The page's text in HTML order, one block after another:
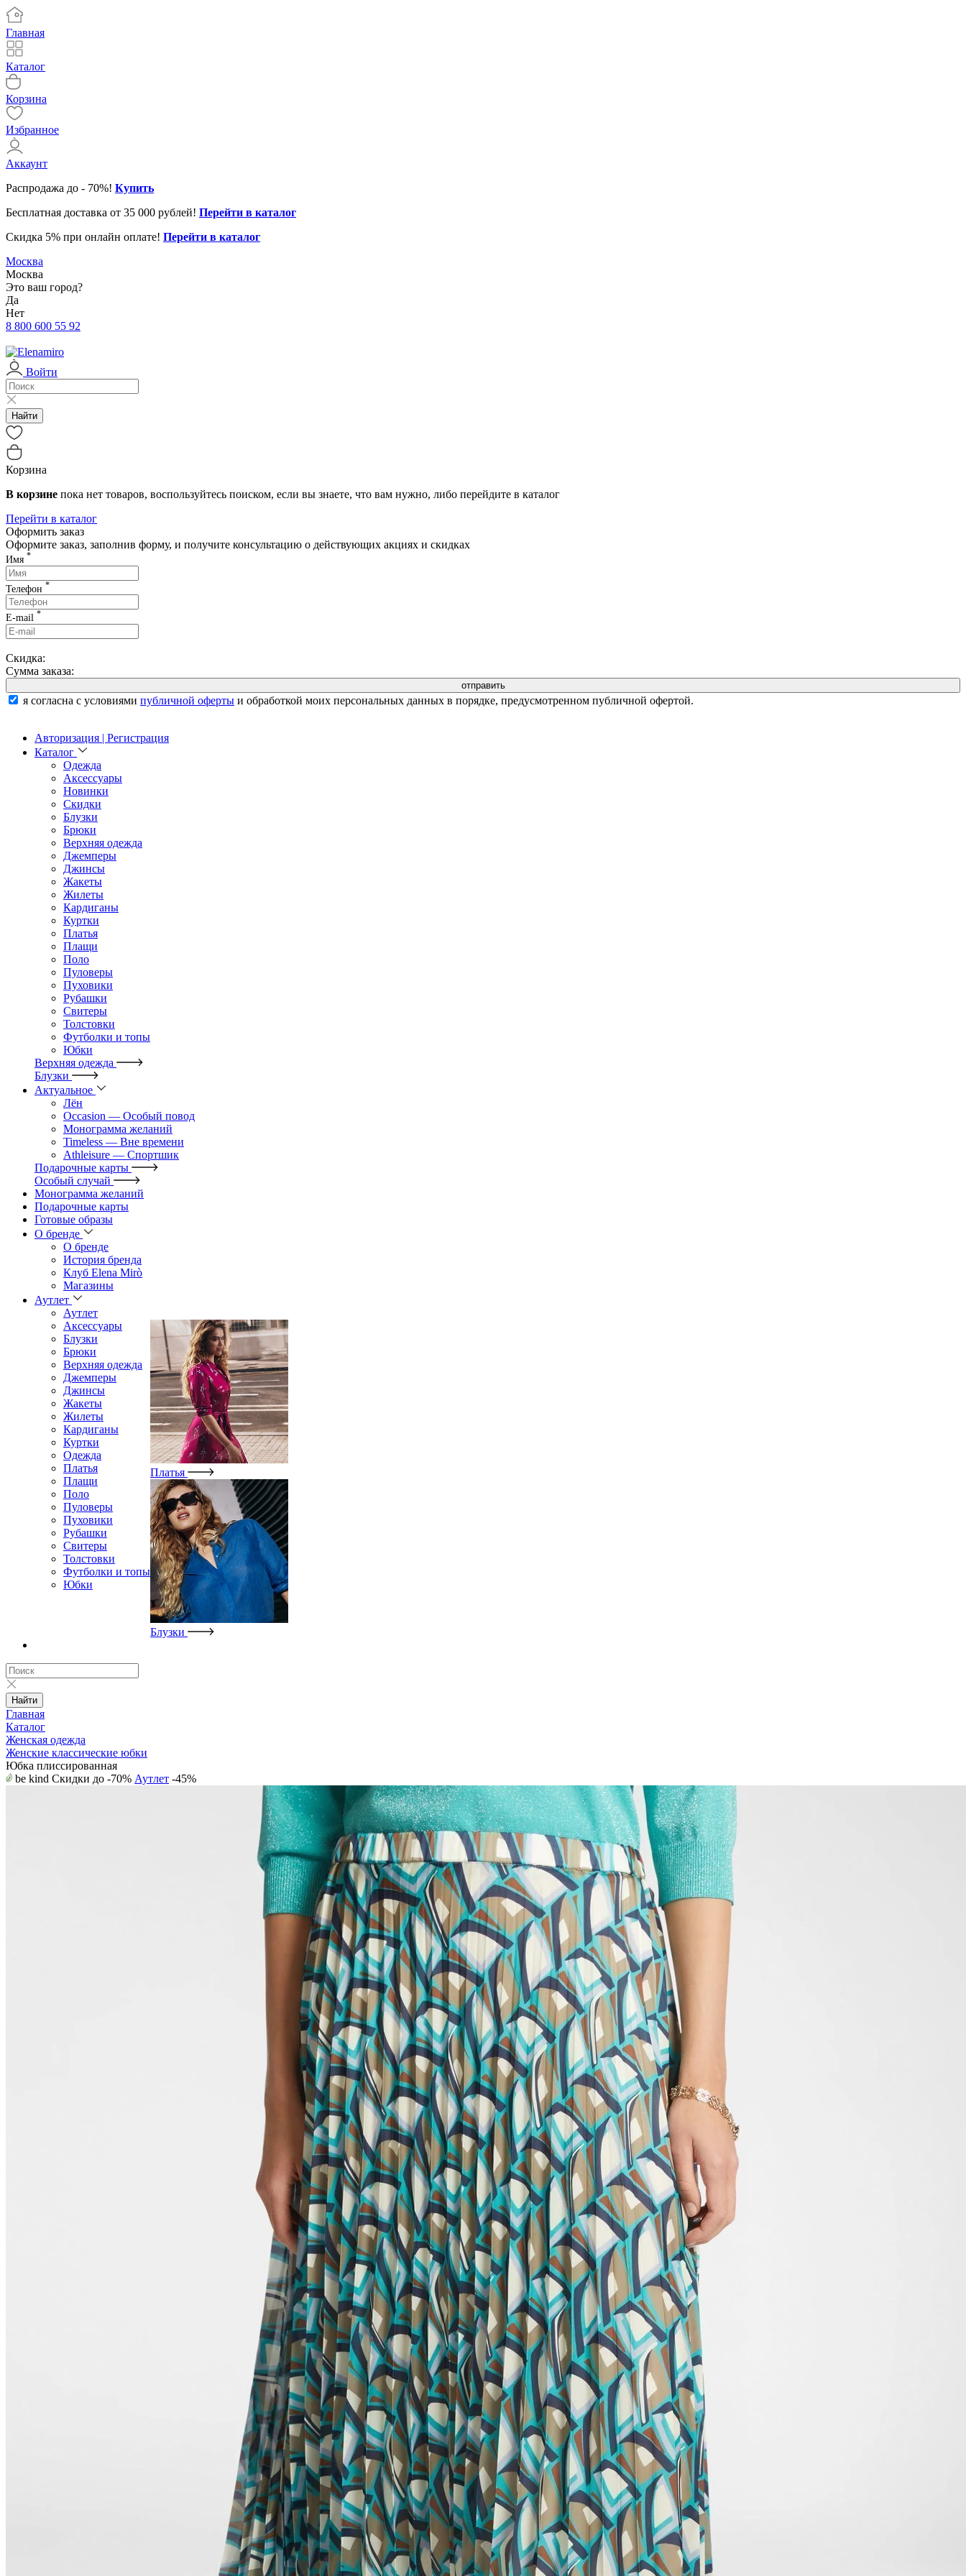
Главная
Каталог
Корзина
Избранное
Аккаунт
31.12.2025 Клиентская поддержка до 16:00 (по Московскому времени), служба доставки до 14:00 (по местному времени)
Распродажа до - 70%! Купить
Бесплатная доставка от 35 000 рублей! Перейти в каталог
Скидка 5% при онлайн оплате! Перейти в каталог
Москва
Москва
Это ваш город?
Да
Нет
8 800 600 55 92
Войти
Найти
Корзина
В корзине пока нет товаров, воспользуйтесь поиском, если вы знаете, что вам нужно, либо перейдите в каталог
Перейти в каталог
Оформить заказ
Оформите заказ, заполнив форму, и получите консультацию о действующих акциях и скидках
Имя *
Телефон *
E-mail *
Скидка:
Сумма заказа:
я согласна с условиями публичной оферты и обработкой моих персональных данных в порядке, предусмотренном публичной офертой.
Авторизация | Регистрация
Каталог
Одежда
Аксессуары
Новинки
Скидки
Блузки
Брюки
Верхняя одежда
Джемперы
Джинсы
Жакеты
Жилеты
Кардиганы
Куртки
Платья
Плащи
Поло
Пуловеры
Пуховики
Рубашки
Свитеры
Толстовки
Футболки и топы
Юбки
Верхняя одежда
Блузки
Актуальное
Лён
Occasion — Особый повод
Монограмма желаний
Timeless — Вне времени
Athleisure — Спортшик
Подарочные карты
Особый случай
Монограмма желаний
Подарочные карты
Готовые образы
О бренде
О бренде
История бренда
Клуб Elena Mirò
Магазины
Аутлет
Аутлет
Аксессуары
Блузки
Брюки
Верхняя одежда
Джемперы
Джинсы
Жакеты
Жилеты
Кардиганы
Куртки
Одежда
Платья
Плащи
Поло
Пуловеры
Пуховики
Рубашки
Свитеры
Толстовки
Футболки и топы
Юбки
Платья
Блузки
Найти
Главная
Каталог
Женская одежда
Женские классические юбки
Юбка плиссированная
be kind Скидки до -70% Аутлет -45%